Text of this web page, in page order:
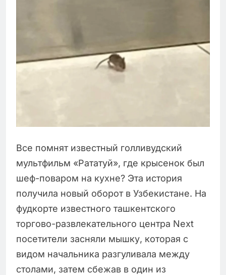
Все помнят известный голливудский
мультфильм «Рататуй», где крысенок был
шеф-поваром на кухне? Эта история
получила новый оборот в Узбекистане. На
фудкорте известного ташкентского
торгово-развлекательного центра Next
посетители засняли мышку, которая с
видом начальника разгуливала между
столами, затем сбежав в один из